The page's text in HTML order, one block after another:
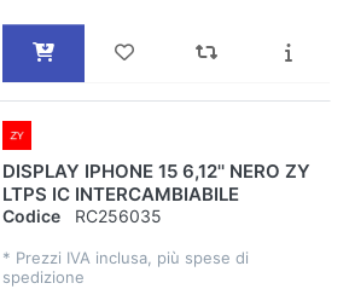
DISPLAY IPHONE 15 6,12'' NERO ZY
LTPS IC INTERCAMBIABILE
Codice RC256035
* Prezzi IVA inclusa, più spese di
spedizione